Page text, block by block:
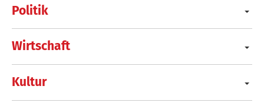
Politik
Wirtschaft
Kultur